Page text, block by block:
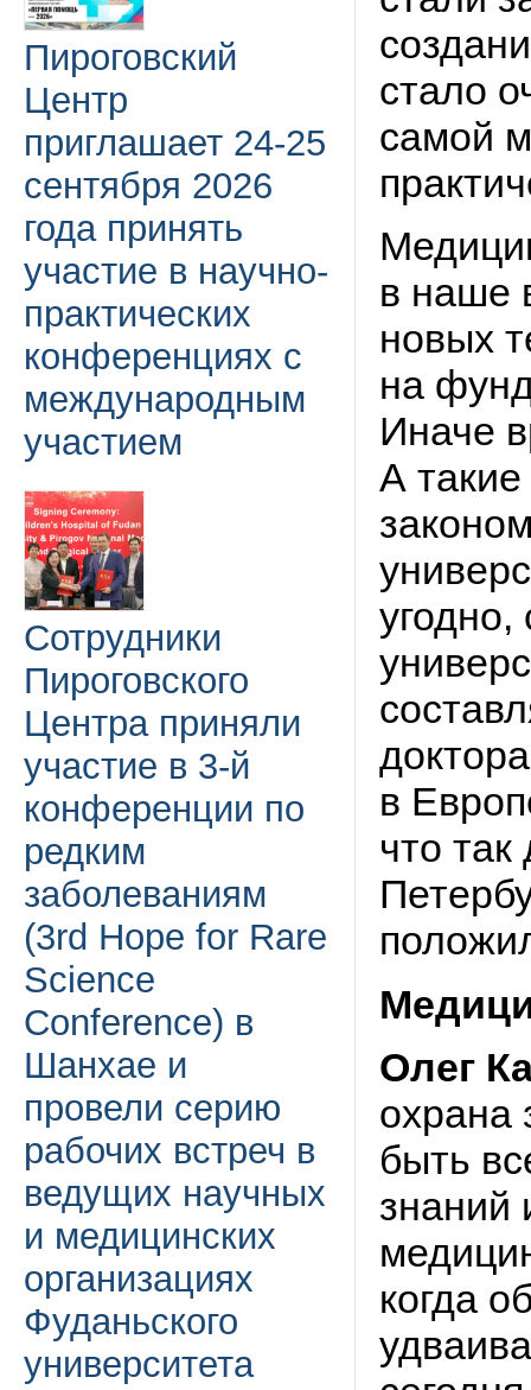
Пироговский
Центр
приглашает 24-25
сентября 2026
года принять
участие в научно-
практических
конференциях с
международным
участием
Сотрудники
Пироговского
Центра приняли
участие в 3-й
конференции по
редким
заболеваниям
(3rd Hope for Rare
Science
Conference) в
Шанхае и
провели серию
рабочих встреч в
ведущих научных
и медицинских
организациях
Фуданьского
университета
стало
самой
в наше
новых
на
Иначе
А
в
что
Олег
охрана
быть
знаний
когда